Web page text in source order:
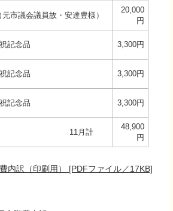
市議会議員故・安達豊様）
20,000
円
記念品 3,300円
記念品 3,300円
記念品 3,300円
11月計
48,900
円
内訳（印刷用） [PDFファイル／17KB]